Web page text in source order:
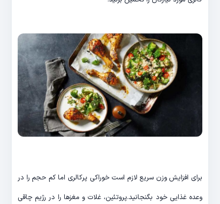
برای افزایش وزن سریع لازم است خوراکی پرکالری اما کم حجم را در
وعده غذایی خود بگنجانید.پروتئین، غلات و مغزها را در رژیم چاقی